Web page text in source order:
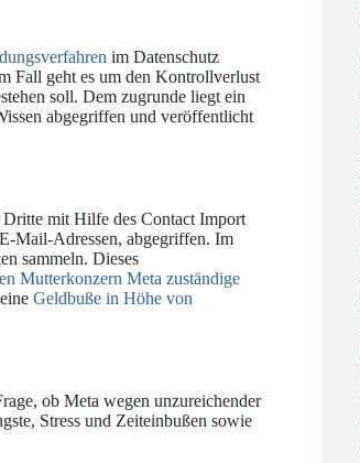
im Datenschutz
Fall geht es um den Kontrollverlust
soll. Dem zugrunde liegt ein
abgegriffen und veröffentlicht
mit Hilfe des Contact Import
Mail-Adressen, abgegriffen. Im
sammeln. Dieses
Mutterkonzern Meta zuständige
Geldbuße in Höhe von
ob Meta wegen unzureichender
Stress und Zeiteinbußen sowie